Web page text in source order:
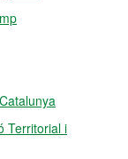
Territorial i